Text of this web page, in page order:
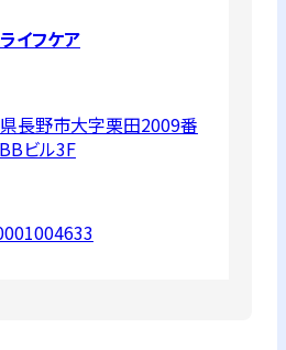
イフケア
長野市大字栗田2009番
ビル3F